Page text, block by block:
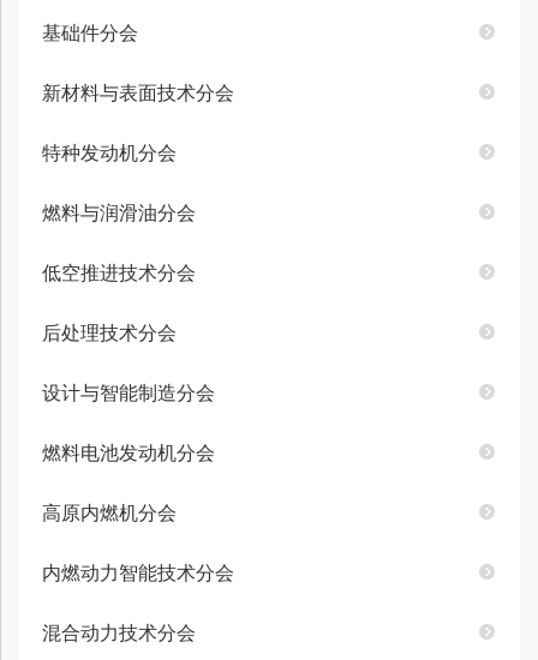
基础件分会
新材料与表面技术分会
特种发动机分会
燃料与润滑油分会
低空推进技术分会
后处理技术分会
设计与智能制造分会
燃料电池发动机分会
高原内燃机分会
内燃动力智能技术分会
混合动力技术分会